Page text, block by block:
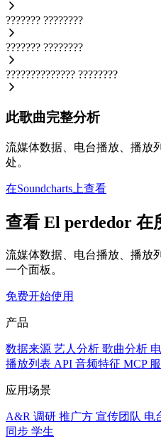
??????? ????????
??????? ????????
?????????????? ????????
此歌曲完整分析
流媒体数据、电台播放、播放
处。
在Soundcharts上查看
查看 El perdedor 在
流媒体数据、电台播放、播放
一个面板。
免费开始使用
产品
数据来源 艺人分析 歌曲分析
播放列表 API 音频特征 MCP
应用场景
A&R 调研 推广方 宣传团队 电
同步 学生